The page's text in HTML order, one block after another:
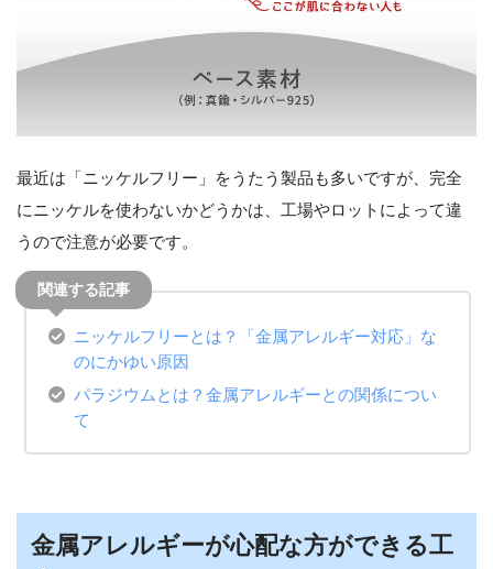
最近は「ニッケルフリー」をうたう製品も多いですが、完全
にニッケルを使わないかどうかは、工場やロットによって違
うので注意が必要です。
ニッケルフリーとは？「金属アレルギー対応」な
のにかゆい原因
パラジウムとは？金属アレルギーとの関係につい
て
金属アレルギーが心配な方ができる工